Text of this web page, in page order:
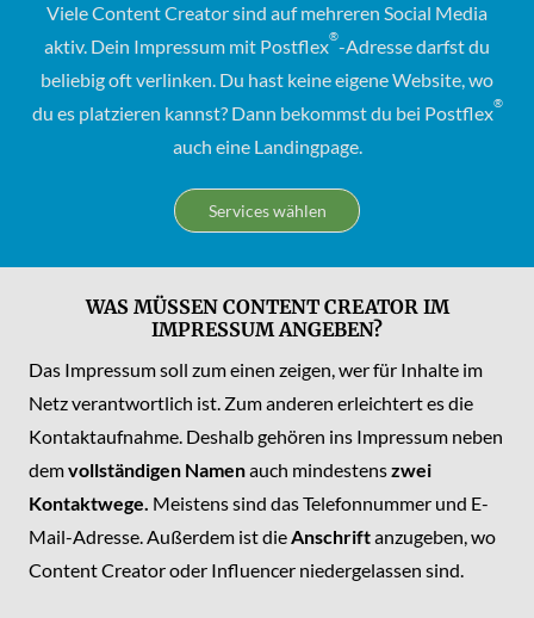
Viele Content Creator sind auf mehreren Social Media
aktiv. Dein Impressum mit Postflex®-Adresse darfst du
beliebig oft verlinken. Du hast keine eigene Website, wo
du es platzieren kannst? Dann bekommst du bei Postflex®
auch eine Landingpage.
Services wählen
WAS MÜSSEN CONTENT CREATOR IM
IMPRESSUM ANGEBEN?
Das Impressum soll zum einen zeigen, wer für Inhalte im
Netz verantwortlich ist. Zum anderen erleichtert es die
Kontaktaufnahme. Deshalb gehören ins Impressum neben
demvollständigen Namenauch mindestenszwei
Kontaktwege. Meistens sind das Telefonnummer und E-
Mail-Adresse. Außerdem ist die Anschriftanzugeben, wo
Content Creator oder Influencer niedergelassen sind.